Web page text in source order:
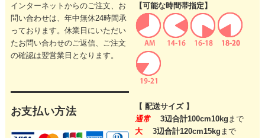
インターネットからのご注文、お
問い合わせは、年中無休24時間承
っております。休業日にいただい
たお問い合わせのご返信、ご注文
の確認は翌営業日となります。
お支払い方法
【可能な時間帯指定】
【 配送サイズ 】
通常
3辺合計100cm10kg まで
大
3辺合計120cm15kg まで